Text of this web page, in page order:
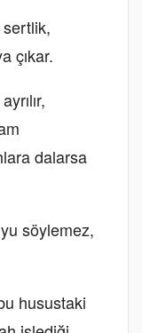
çıkar.
dalarsa
söylemez,
husustaki